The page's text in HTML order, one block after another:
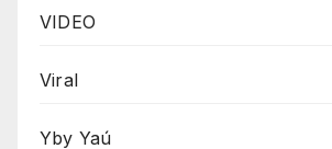
VIDEO
Viral
Yby Yaú